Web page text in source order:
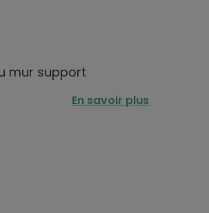
mur support
En savoir plus